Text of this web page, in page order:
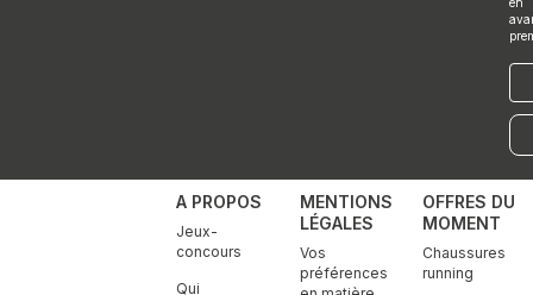
A PROPOS
Jeux-
concours
Qui
MENTIONS
LÉGALES
Vos
préférences
OFFRES DU
MOMENT
Chaussures
running